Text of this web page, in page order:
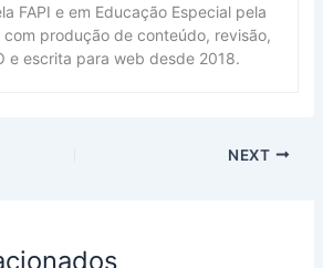
FAPI e em Educação Especial pela
com produção de conteúdo, revisão,
e escrita para web desde 2018.
NEXT